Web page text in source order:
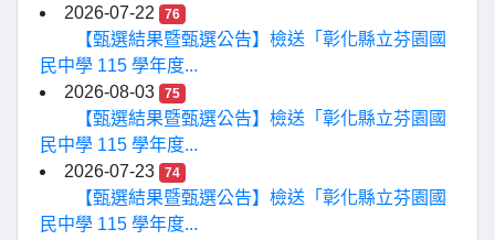
2026-07-22
76
【甄選結果暨甄選公告】檢送「彰化縣立芬園國
民中學 115 學年度...
2026-08-03
75
【甄選結果暨甄選公告】檢送「彰化縣立芬園國
民中學 115 學年度...
2026-07-23
74
【甄選結果暨甄選公告】檢送「彰化縣立芬園國
民中學 115 學年度...